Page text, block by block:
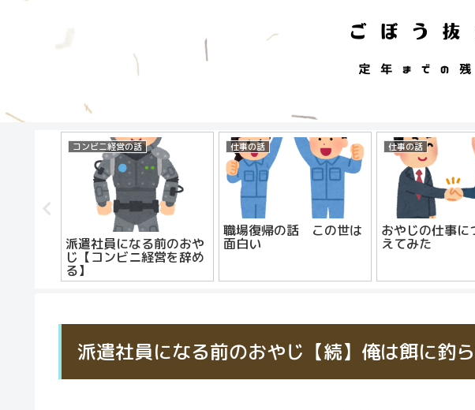
コンビニ経営の話
派遣社員になる前のおや
じ【コンビニ経営を辞め
る】
仕事の話
職場復帰の話 この世は
面白い
仕事の話
おやじの仕事に
えてみた
派遣社員になる前のおやじ【続】俺は餌に釣